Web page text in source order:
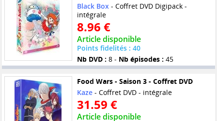
Black Box - Coffret DVD Digipack -
intégrale
8.96 €
Article disponible
Points fidelités : 40
Nb DVD : 8 - Nb épisodes : 45
Food Wars - Saison 3 - Coffret DVD
Kaze- Coffret DVD - intégrale
31.59 €
Article disponible